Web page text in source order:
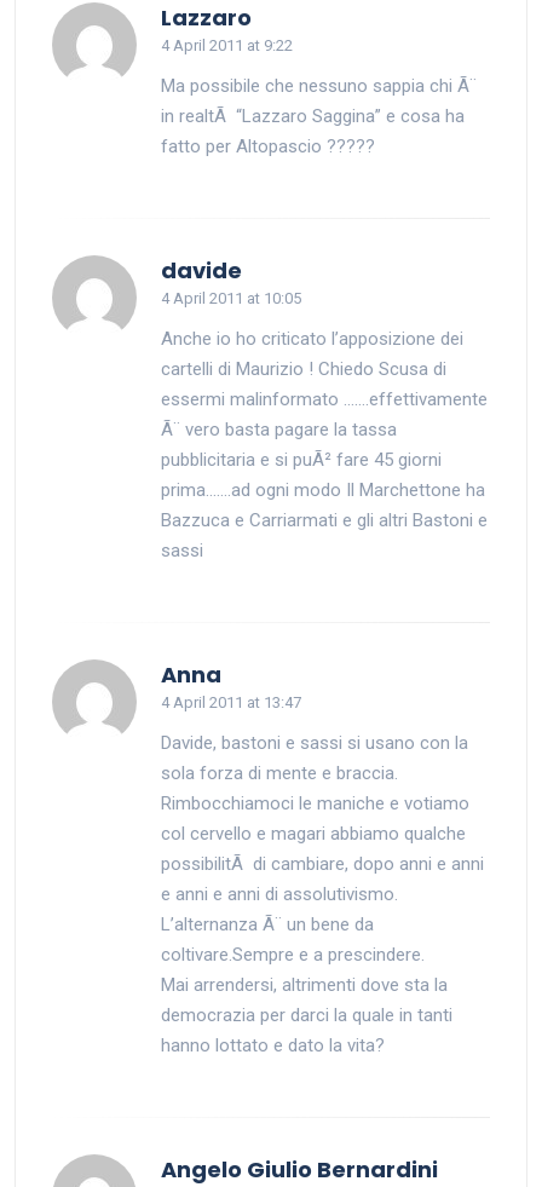
Lazzaro
4 April 2011 at 9:22
Ma possibile che nessuno sappia chi Ã¨
in realtÃ “Lazzaro Saggina” e cosa ha
fatto per Altopascio ?????
davide
4 April 2011 at 10:05
Anche io ho criticato l’apposizione dei
cartelli di Maurizio ! Chiedo Scusa di
essermi malinformato …….effettivamente
Ã¨ vero basta pagare la tassa
pubblicitaria e si puÃ² fare 45 giorni
prima…….ad ogni modo Il Marchettone ha
Bazzuca e Carriarmati e gli altri Bastoni e
sassi
Anna
4 April 2011 at 13:47
Davide, bastoni e sassi si usano con la
sola forza di mente e braccia.
Rimbocchiamoci le maniche e votiamo
col cervello e magari abbiamo qualche
possibilitÃ di cambiare, dopo anni e anni
e anni e anni di assolutivismo.
L’alternanza Ã¨ un bene da
coltivare.Sempre e a prescindere.
Mai arrendersi, altrimenti dove sta la
democrazia per darci la quale in tanti
hanno lottato e dato la vita?
Angelo Giulio Bernardinisays: